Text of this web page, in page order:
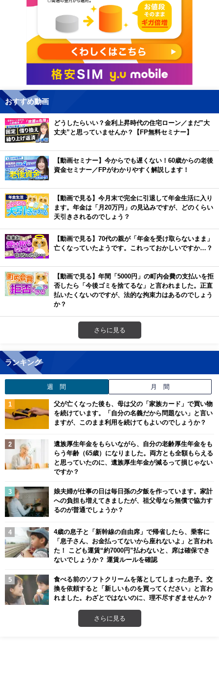
おすすめ動画
どうしたらいい？金利上昇時代の住宅ローン／まだ”大
丈夫”と思っていませんか？【FP無料セミナー】
【動画セミナー】今からでも遅くない！60歳からの老後
資金セミナー／FPがわかりやすく解説します！
【動画で見る】今月末で完全に引退して年金生活に入り
ます。年金は「月20万円」の見込みですが、どのくらい
天引きされるのでしょう？
【動画で見る】70代の親が「年金を受け取らないまま」
亡くなっていたようです。これっておかしいですか…？
【動画で見る】年間「5000円」の町内会費の支払いを拒
否したら「今後ゴミを捨てるな」と言われました。正直
払いたくないのですが、法的な拘束力はあるのでしょう
か？
さらに見る
ランキング
週 間 月 間
父が亡くなった後も、母は父の「家族カード」で買い物
を続けています。「自分の名義だから問題ない」と言い
ますが、このまま利用を続けてもよいのでしょうか？
遺族厚生年金をもらいながら、自分の老齢厚生年金をも
らう年齢（65歳）になりました。両方とも全額もらえる
と思っていたのに、遺族厚生年金が減るって損じゃない
ですか？
娘夫婦が仕事の日は毎日孫の夕飯を作っています。家計
への負担も増えてきましたが、祖父母なら無償で協力す
るのが普通でしょうか？
4歳の息子と「新幹線の自由席」で帰省したら、乗客に
「息子さん、お金払ってないから座れないよ」と言われ
た！ こども運賃“約7000円”払わないと、席は確保でき
ないでしょうか？ 運賃ルールを確認
食べる前のソフトクリームを落としてしまった息子。交
換を依頼すると「新しいものを買ってください」と言わ
れました。わざとではないのに、理不尽すぎませんか？
さらに見る